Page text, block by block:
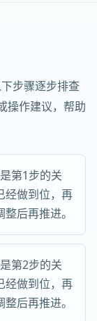
步骤逐步排查
操作建议，帮助
第1步的关
经做到位，再
后再推进。
第2步的关
经做到位，再
后再推进。